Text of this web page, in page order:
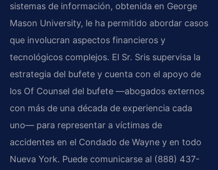
sistemas de información, obtenida en George
Mason University, le ha permitido abordar casos
que involucran aspectos financieros y
tecnológicos complejos. El Sr. Sris supervisa la
estrategia del bufete y cuenta con el apoyo de
los Of Counsel del bufete —abogados externos
con más de una década de experiencia cada
uno— para representar a víctimas de
accidentes en el Condado de Wayne y en todo
Nueva York. Puede comunicarse al (888) 437-